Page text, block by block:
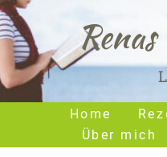
Home
Über mich